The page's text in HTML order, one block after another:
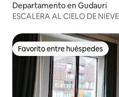
Departamento en Gudauri
ESCALERA AL CIELO DE
Favorito entre huéspedes
Favorito entre huéspedes